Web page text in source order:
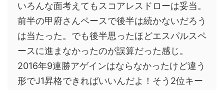
いろんな面考えてもスコアレスドローは妥当。
前半の甲府さんペースで後半は続かないだろう
は当たった。でも後半思ったほどエスパルスペ
ースに進まなかったのが誤算だった感じ。
2016年9連勝アゲインはならなかったけど違う
形でJ1昇格できればいいんだよ！そう2位キー